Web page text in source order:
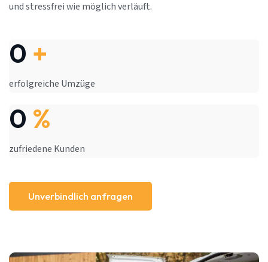
und stressfrei wie möglich verläuft.
0 +
erfolgreiche Umzüge
0 %
zufriedene Kunden
Unverbindlich anfragen